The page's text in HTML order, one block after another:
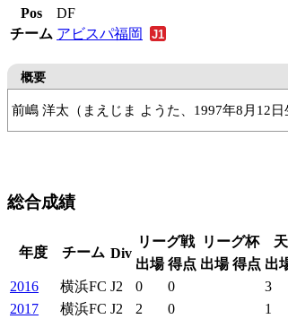
Pos
DF
チーム アビスパ福岡
概要
前嶋 洋太（まえじま ようた、1997年8月12日
総合成績
年度 チーム Div
リーグ戦 リーグ杯
出場 得点 出場 得点 出
2016
横浜FC J2 0 0 3
2017
横浜FC J2 2 0 1